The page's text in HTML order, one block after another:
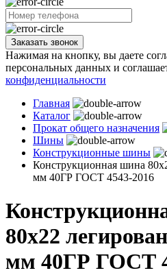
Заказать звонок
Нажимая на кнопку, вы даете
персональных данных и
конфиденциальности
Главная
Каталог
Прокат общего назначения
Шины
Конструкционные шины
Конструкционная шина
мм 40ГР ГОСТ 4543-2016
80х22
мм 40ГР ГОСТ